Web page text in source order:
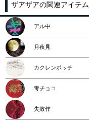
ザアザアの関連アイテム
アル中
月夜見
カクレンボッチ
毒チョコ
失敗作